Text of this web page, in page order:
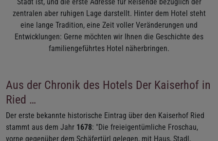
zentralen aber ruhigen Lage darstellt. Hinter dem Hotel steht
eine lange Tradition, eine Zeit voller Veränderungen und
Entwicklungen: Gerne möchten wir Ihnen die Geschichte des
familiengeführtes Hotel näherbringen.
Aus der Chronik des Hotels Der Kaiserhof in
Ried …
Der erste bekannte historische Eintrag über den Kaiserhof Ried
stammt aus dem Jahr 1678: "Die freieigentümliche Froschau,
vorne gegenüber dem Schäfertürl gelegen, mit Haus, Stadl,